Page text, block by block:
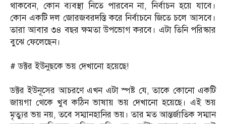
থাকবেন, কোন ব্যবস্থা নিতে পারবেন না, নির্বাচন হয়ে যাবে।
কোন একটি দল জোরজবরদস্তি করে নির্বাচনে জিতে চলে আসবে।
তারা আবার ৩৪ বছর ক্ষমতা উপভোগ করবে। এটা তিনি পরিস্কার
বুঝে ফেলেছেন।
‎# ডক্টর ইউনুছকে ভয় দেখানো হয়েছে!
‎ডক্টর ইউনূসের আচরণে এখন এটা স্পষ্ট যে, তাকে কোনো একটি
জায়গা থেকে খুব কঠিন ভাষায় ভয় দেখানো হয়েছে। এই ভয়
মৃত্যুর ভয় নয়, তবে সম্মানহানির ভয়। তার মত আন্তর্জাতিক সম্মান